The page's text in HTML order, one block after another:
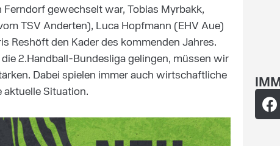
gewechselt war, Tobias Myrbakk,
TSV Anderten), Luca Hopfmann (EHV Aue)
Reshöft den Kader des kommenden Jahres.
2.Handball-Bundesliga gelingen, müssen wir
Dabei spielen immer auch wirtschaftliche
aktuelle Situation.